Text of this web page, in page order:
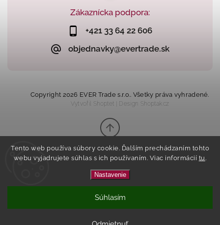
Tento web používa súbory cookie. Ďalším prechádzaním tohto
webu vyjadrujete súhlas s ich používaním. Viac informácií tu.
Nastavenie
Súhlasím
Zákaznícka podpora:
+421 33 64 22 606
objednavky@evertrade.sk
Copyright 2026 EVER Trade s.r.o.. Všetky práva vyhradené.
Vytvořil Shoptet | Design Shoptak.cz
Tento eshop vznikol na základe